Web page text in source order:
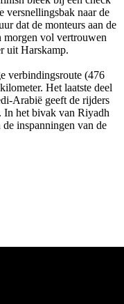
versnellingsbak naar de
dat de monteurs aan de
morgen vol vertrouwen
uit Harskamp.
verbindingsroute (476
Het laatste deel
Arabië geeft de rijders
In het bivak van Riyadh
inspanningen van de